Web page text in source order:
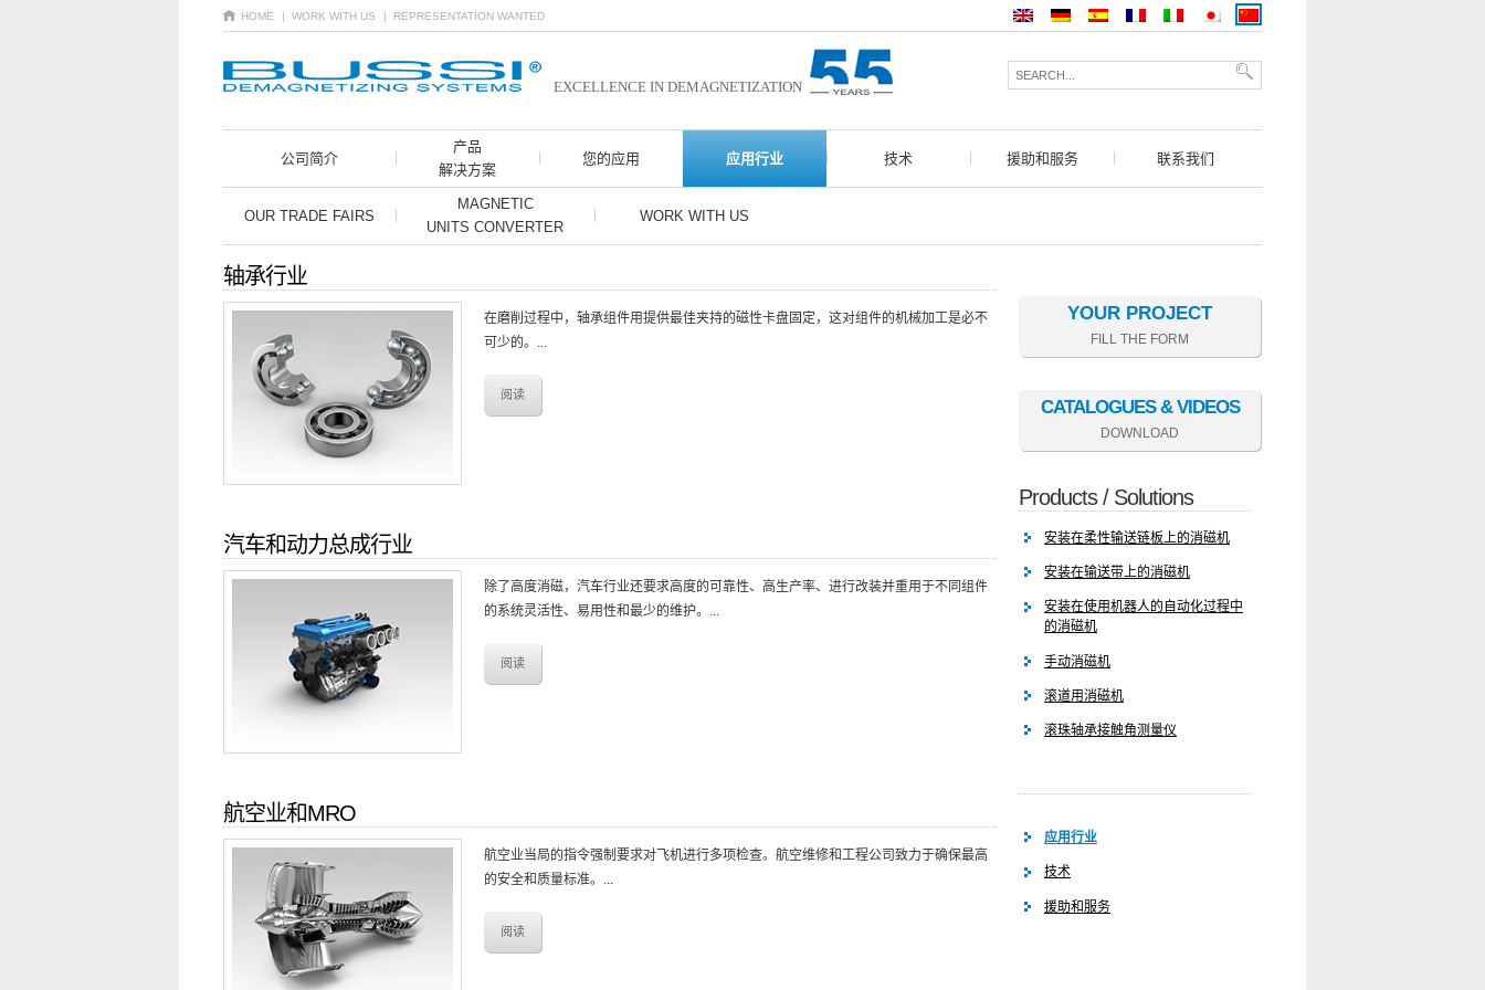
EXCELLENCE IN DEMAGNETIZATION
公司简介
产品
解决方案
您的应用 应用行业 技术 援助和服务 联系我们
OUR TRADE FAIRS
MAGNETIC
UNITS CONVERTER
WORK WITH US
HOME | REPRESENTATION WANTED
| WORK WITH US
轴承行业
在磨削过程中，轴承组件用提供最佳夹持的磁性卡盘固定，这对组件的机械加工是必不
可少的。...
阅读
汽车和动力总成行业
除了高度消磁，汽车行业还要求高度的可靠性、高生产率、进行改装并重用于不同组件
的系统灵活性、易用性和最少的维护。...
阅读
航空业和MRO
航空业当局的指令强制要求对飞机进行多项检查。航空维修和工程公司致力于确保最高
的安全和质量标准。...
阅读
YOUR PROJECT
FILL THE FORM
CATALOGUES & VIDEOS
DOWNLOAD
Products / Solutions
安装在柔性输送链板上的消磁机
安装在输送带上的消磁机
安装在使用机器人的自动化过程中
的消磁机
手动消磁机
滚道用消磁机
滚珠轴承接触角测量仪
应用行业
技术
援助和服务